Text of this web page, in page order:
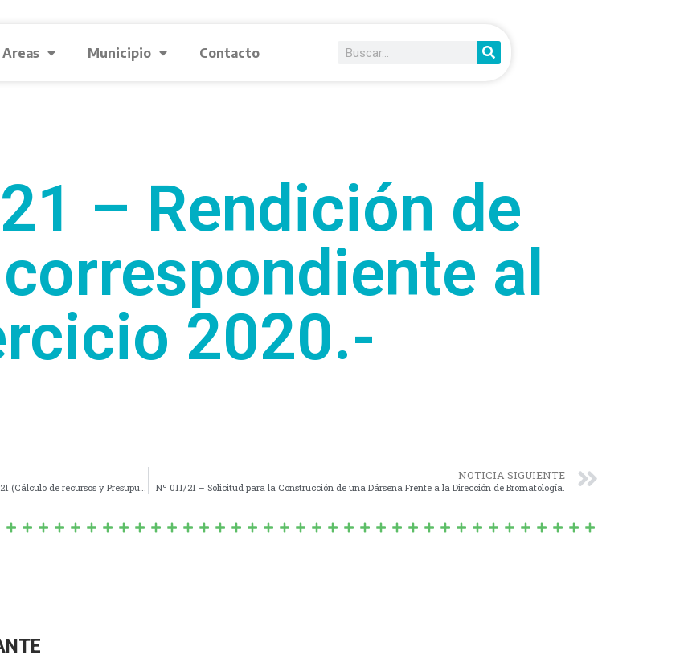
Areas Municipio Contacto
– Rendición de
al
2020.-
NOTICIA SIGUIENTE
Nº 011/21 – Solicitud para la Construcción de una Dársena Frente a la Dirección de Bromatología.